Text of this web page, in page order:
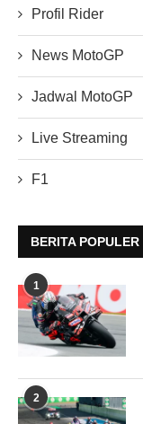
Profil Rider
News MotoGP
Jadwal MotoGP
Live Streaming
F1
BERITA POPULER
1
2